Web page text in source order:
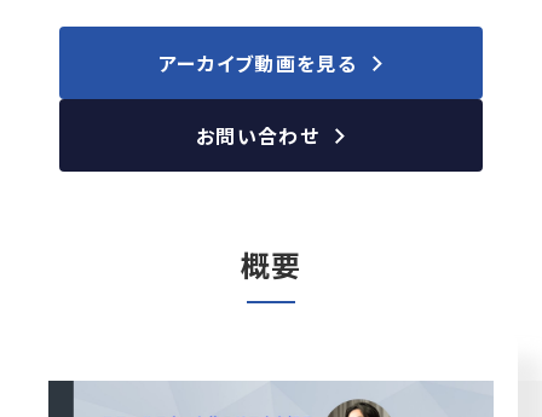
アーカイブ動画を見る
お問い合わせ
概要